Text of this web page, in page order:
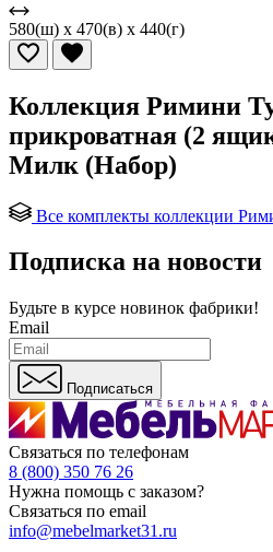
580(ш) x 470(в) x 440(г)
Коллекция Римини
прикроватная (2
Милк (Набор)
Все комплекты коллекции
Подписка на новости
Будьте в курсе новинок фабрики!
Email
Подписаться
Связаться по телефонам
8 (800) 350 76 26
Нужна помощь с заказом?
Связаться по email
info@mebelmarket31.ru